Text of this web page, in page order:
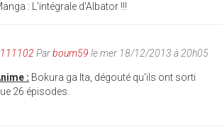
: L'intégrale d'Albator !!!
Parboum59 le mer 18/12/2013 à 20h05
: Bokura ga Ita, dégouté qu'ils ont sorti
26 épisodes.